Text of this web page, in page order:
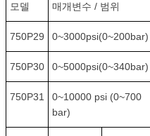
모델 매개변수 / 범위
750P29 0~3000psi(0~200bar)
750P30 0~5000psi(0~340bar)
750P31
0~10000 psi (0~700
bar)